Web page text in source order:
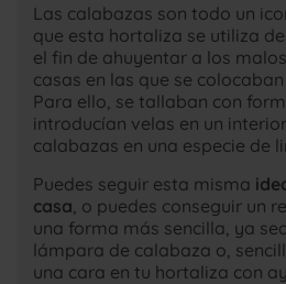
Las calabazas son todo un
que esta hortaliza se utiliza
el fin de ahuyentar a los
casas en las que se
Para ello, se tallaban con
introducían velas en un
calabazas en una especie de
Puedes seguir esta misma
casa , o puedes conseguir un
una forma más sencilla, ya
lámpara de calabaza o,
una cara en tu hortaliza con